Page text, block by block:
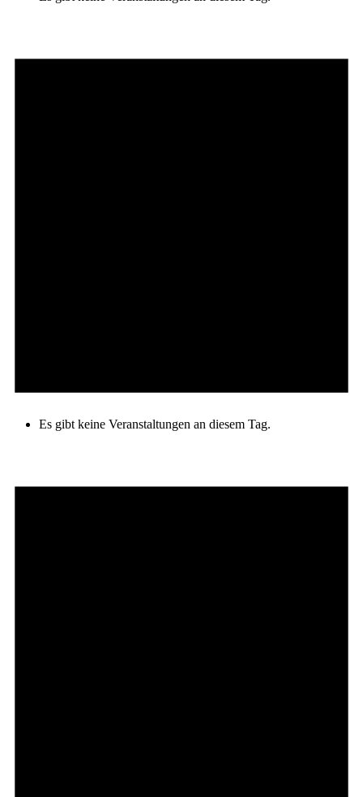
Es gibt keine Veranstaltungen an diesem Tag.